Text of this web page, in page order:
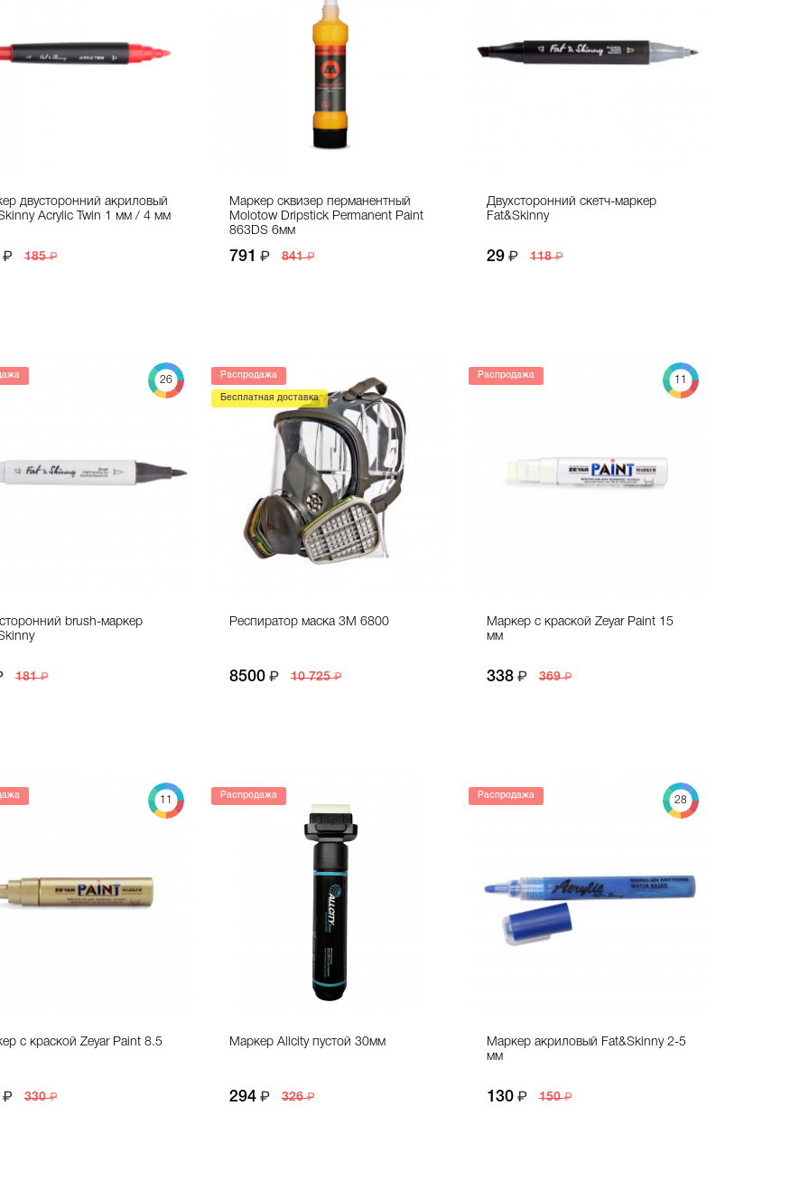
двусторонний акриловый
Acrylic Twin 1 мм / 4 мм
185
Маркер сквизер перманентный
Molotow Dripstick Permanent Paint
863DS 6мм
791 841
Двухсторонний скетч-маркер
Fat&Skinny
29 118
26
brush-маркер
181
Распродажа
Бесплатная доставка
Респиратор маска 3М 6800
8500 10 725
11
Распродажа
Маркер с краской Zeyar Paint 15
мм
338 369
11
с краской Zeyar Paint 8.5
330
Распродажа
Маркер Allcity пустой 30мм
294 326
28
Распродажа
Маркер акриловый Fat&Skinny 2-5
мм
130 150